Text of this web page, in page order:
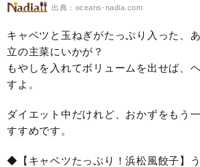
出典：oceans-nadia.com
キャベツと玉ねぎがたっぷり入った、
立の主菜にいかが？
もやしを入れてボリュームを出せば、
すよ。
ダイエット中だけれど、おかずをもう
すすめです。
◆【キャベツたっぷり！浜松風餃子】